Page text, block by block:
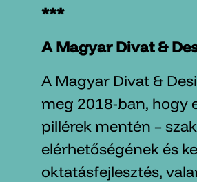
***
A Magyar Divat &
A Magyar Divat &
meg 2018-ban, hogy
pillérek mentén –
elérhetőségének és
oktatásfejlesztés,